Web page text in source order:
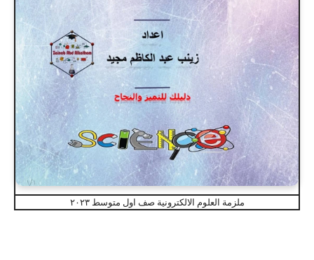
ملزمة العلوم الالكترونية صف اول متوسط ٢٠٢٣